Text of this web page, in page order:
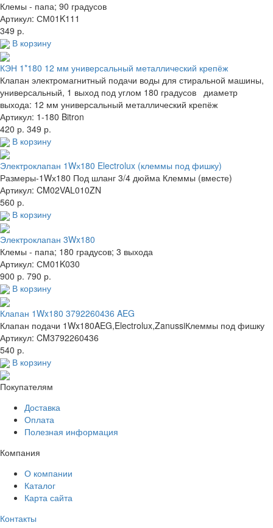
Клемы - папа; 90 градусов
Артикул: СМ01K111
349 р.
В корзину
КЭН 1*180 12 мм универсальный металлический крепёж
Клапан электромагнитный подачи воды для стиральной машины,
универсальный, 1 выход под углом 180 градусов диаметр
выхода: 12 мм универсальный металлический крепёж
Артикул: 1-180 Bitron
420 р. 349 р.
В корзину
Электроклапан 1Wх180 Electrolux (клеммы под фишку)
Размеры-1Wх180 Под шланг 3/4 дюйма Клеммы (вместе)
Артикул: CM02VAL010ZN
560 р.
В корзину
Электроклапан 3Wx180
Клемы - папа; 180 градусов; 3 выхода
Артикул: СМ01K030
900 р. 790 р.
В корзину
Клапан 1Wx180 3792260436 AEG
Клапан подачи 1Wx180AEG,Electrolux,ZanussiКлеммы под фишку
Артикул: CM3792260436
540 р.
В корзину
Покупателям
Доставка
Оплата
Полезная информация
Компания
О компании
Каталог
Карта сайта
Контакты